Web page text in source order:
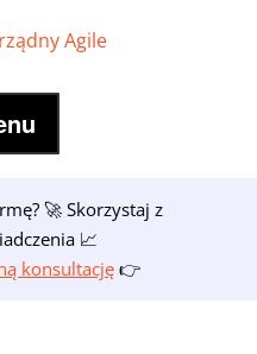
🚀 Skorzystaj z
📈
konsultację 👉